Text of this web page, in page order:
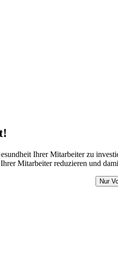
Ihrer Mitarbeiter zu
Mitarbeiter reduzieren und
Nur